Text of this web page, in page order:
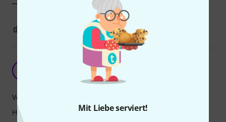
Mit Liebe serviert!
BEWERTUNG MELDEN
Bis jetzt babbt alles
Stresel 06.10.2021
Verarbeitung
Handling